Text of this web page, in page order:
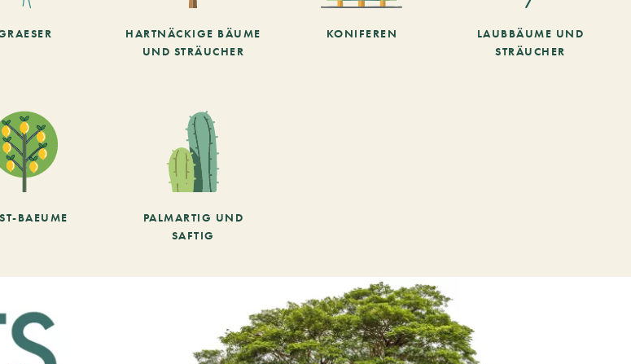
HARTNÄCKIGE BÄUME
UND STRÄUCHER
KONIFEREN
LAUBBÄUME UND
STRÄUCHER
BAEUME
PALMARTIG UND
SAFTIG